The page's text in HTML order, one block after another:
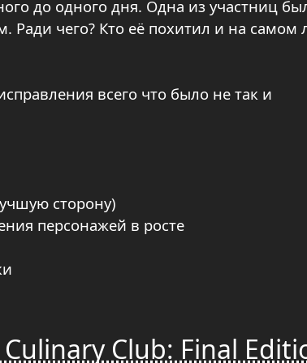
до одного дня. Одна из участниц
чего? Кто её похитил и на самом
всего что было не так и
сторону)
персонажей в росте
Club: Final